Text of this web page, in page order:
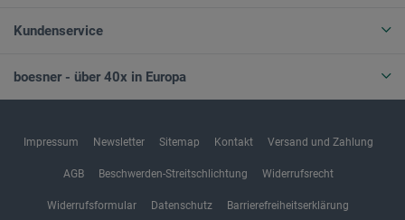
Kundenservice
boesner - über 40x in Europa
Impressum Newsletter Sitemap Kontakt Versand und Zahlung
AGB Beschwerden-Streitschlichtung Widerrufsrecht
Widerrufsformular Datenschutz Barrierefreiheitserklärung